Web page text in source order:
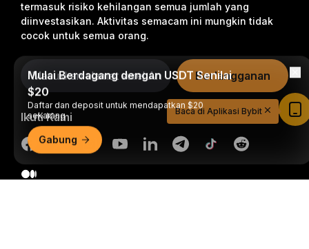
termasuk risiko kehilangan semua jumlah yang
diinvestasikan. Aktivitas semacam ini mungkin tidak
cocok untuk semua orang.
Berlangganan
Ikuti Kami
Mulai Berdagang dengan USDT Senilai
$20
Daftar dan deposit untuk mendapatkan $20
sekarang
Gabung
Baca di Aplikasi Bybit